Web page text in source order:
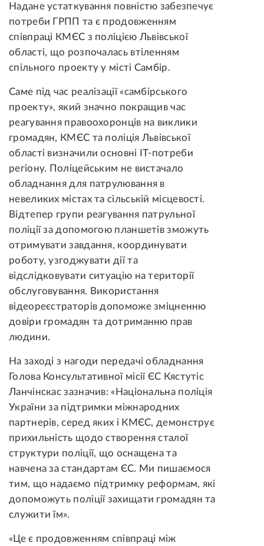
Надане устаткування повністю забезпечує
потреби ГРПП та є продовженням
співпраці КМЄС з поліцією Львівської
області, що розпочалась втіленням
спільного проекту у місті Самбір.
Саме під час реалізації «самбірського
проекту», який значно покращив час
реагування правоохоронців на виклики
громадян, КМЄС та поліція Львівської
області визначили основні ІТ-потреби
регіону. Поліцейським не вистачало
обладнання для патрулювання в
невеликих містах та сільській місцевості.
Відтепер групи реагування патрульної
поліції за допомогою планшетів зможуть
отримувати завдання, координувати
роботу, узгоджувати дії та
відслідковувати ситуацію на території
обслуговування. Використання
відеореєстраторів допоможе зміцненню
довіри громадян та дотриманню прав
людини.
На заході з нагоди передачі обладнання
Голова Консультативної місії ЄС Кястутіс
Ланчінскас зазначив: «Національна поліція
України за підтримки міжнародних
партнерів, серед яких і КМЄС, демонструє
прихильність щодо створення сталої
структури поліції, що оснащена та
навчена за стандартам ЄС. Ми пишаємося
тим, що надаємо підтримку реформам, які
допоможуть поліції захищати громадян та
служити їм».
«Це є продовженням співпраці між